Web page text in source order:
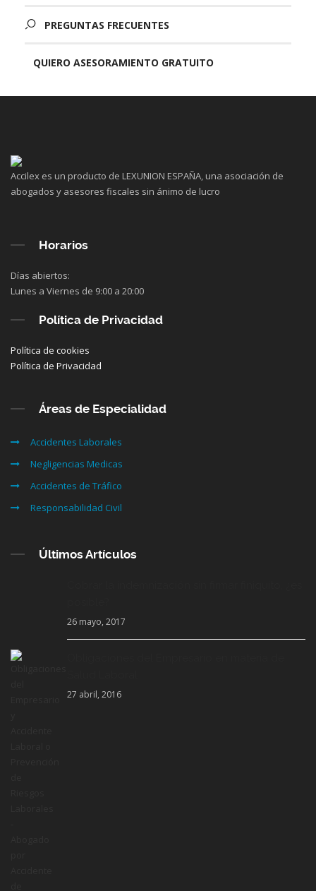
PREGUNTAS FRECUENTES
QUIERO ASESORAMIENTO GRATUITO
Accilex es un producto de LEXUNION ESPAÑA, una asociación de
abogados y asesores fiscales sin ánimo de lucro
Horarios
Días abiertos:
Lunes a Viernes de 9:00 a 20:00
Política de Privacidad
Política de cookies
Política de Privacidad
Áreas de Especialidad
Accidentes Laborales
Negligencias Medicas
Accidentes de Tráfico
Responsabilidad Civil
Últimos Artículos
26 mayo, 2017
27 abril, 2016